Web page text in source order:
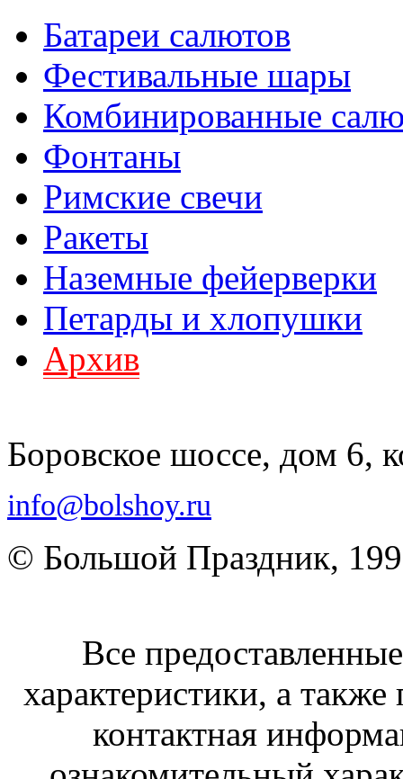
Батареи салютов
Фестивальные шары
Комбинированные
Фонтаны
Римские свечи
Ракеты
Наземные фейерверки
Петарды и хлопушки
Архив
Боровское шоссе, дом 6,
info@bolshoy.ru
© Большой Праздник,
Все
характеристики, а также
контактная